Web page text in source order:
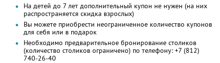
На детей до 7 лет дополнительный купон не нужен (на них
распространяется скидка взрослых)
Вы можете приобрести неограниченное количество купонов
для себя или в подарок
Необходимо предварительное бронирование столиков
(количество столиков ограничено) по телефону: +7 (812)
740-26-40